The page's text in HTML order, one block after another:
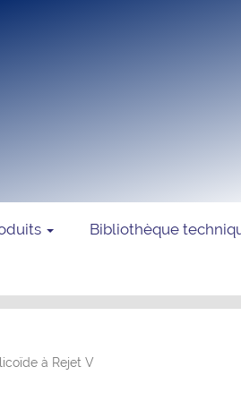
Bibliothèque
à Rejet V